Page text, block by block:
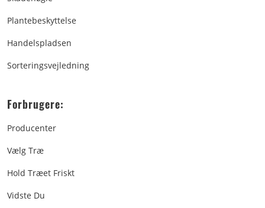
Plantebeskyttelse
Handelspladsen
Sorteringsvejledning
Forbrugere:
Producenter
Vælg Træ
Hold Træet Friskt
Vidste Du